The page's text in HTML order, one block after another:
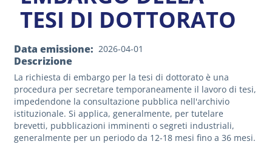
TESI DI DOTTORATO
Data emissione 2026-04-01
Descrizione
La richiesta di embargo per la tesi di dottorato è una
procedura per secretare temporaneamente il lavoro di tesi,
impedendone la consultazione pubblica nell'archivio
istituzionale. Si applica, generalmente, per tutelare
brevetti, pubblicazioni imminenti o segreti industriali,
generalmente per un periodo da 12-18 mesi fino a 36 mesi.